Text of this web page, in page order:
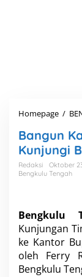
Homepage /
Bangun
Kunjungi
Redaksi
Oktober
Bengkulu Tengah
Bengkulu
Kunjungan
ke Kantor
oleh Ferry
Bengkulu